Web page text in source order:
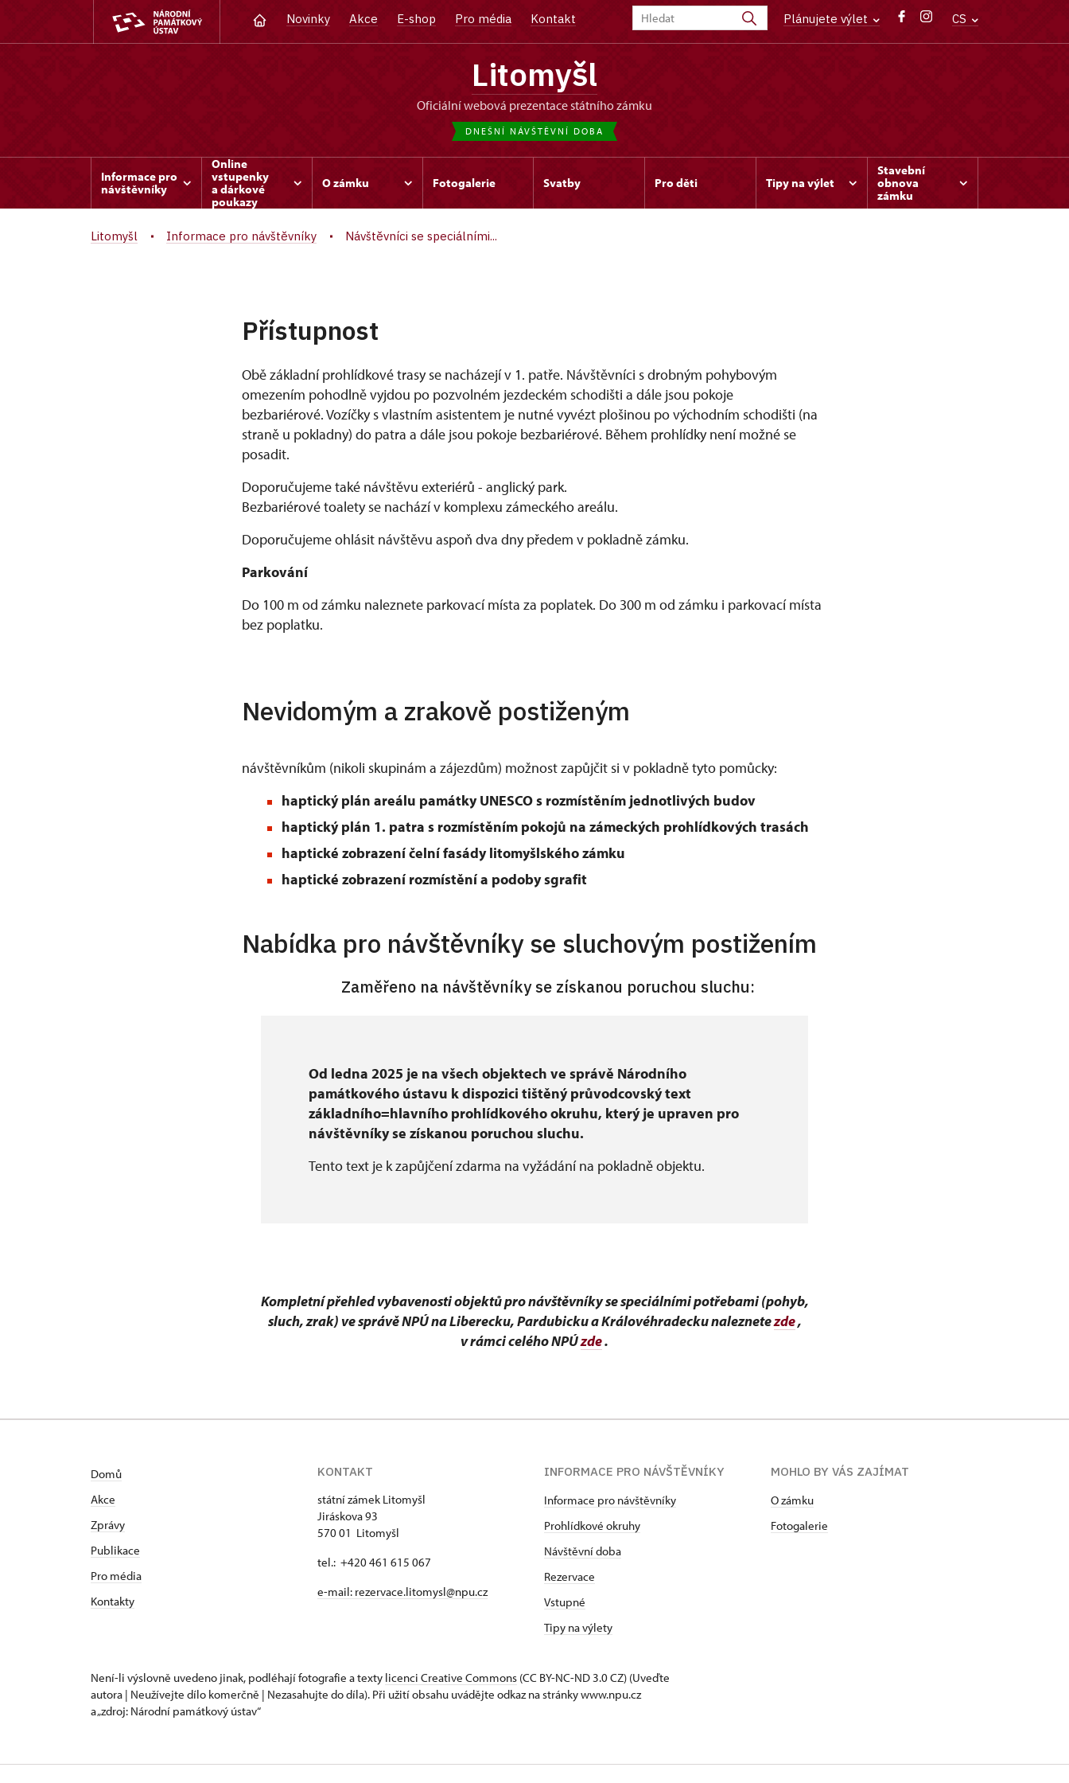
Novinky Akce E-shop Pro média Kontakt Plánujete výlet CS
Litomyšl
oficiální webová prezentace státního zámku
DNEŠNÍ NÁVŠTĚVNÍ DOBA
Informace pro
návštěvníky
Online
vstupenky
a dárkové
poukazy
O zámku Fotogalerie Svatby Pro děti Tipy na výlet
Stavební
obnova
zámku
Litomyšl Informace pro návštěvníky Návštěvníci se speciálními...
Přístupnost
Obě základní prohlídkové trasy se nacházejí v 1. patře. Návštěvníci s drobným pohybovým
omezením pohodlně vyjdou po pozvolném jezdeckém schodišti a dále jsou pokoje
bezbariérové. Vozíčky s vlastním asistentem je nutné vyvézt plošinou po východním schodišti (na
straně u pokladny) do patra a dále jsou pokoje bezbariérové. Během prohlídky není možné se
posadit.
Doporučujeme také návštěvu exteriérů - anglický park.
Bezbariérové toalety se nachází v komplexu zámeckého areálu.
Doporučujeme ohlásit návštěvu aspoň dva dny předem v pokladně zámku.
Parkování
Do 100 m od zámku naleznete parkovací místa za poplatek. Do 300 m od zámku i parkovací místa
bez poplatku.
Nevidomým a zrakově postiženým
návštěvníkům (nikoli skupinám a zájezdům) možnost zapůjčit si v pokladně tyto pomůcky:
haptický plán areálu památky UNESCO s rozmístěním jednotlivých budov
haptický plán 1. patra s rozmístěním pokojů na zámeckých prohlídkových trasách
haptické zobrazení čelní fasády litomyšlského zámku
haptické zobrazení rozmístění a podoby sgrafit
Nabídka pro návštěvníky se sluchovým postižením
Zaměřeno na návštěvníky se získanou poruchou sluchu:
Od ledna 2025 je na všech objektech ve správě Národního
památkového ústavu k dispozici tištěný průvodcovský text
základního=hlavního prohlídkového okruhu, který je upraven pro
návštěvníky se získanou poruchou sluchu.
Tento text je k zapůjčení zdarma na vyžádání na pokladně objektu.
Kompletní přehled vybavenosti objektů pro návštěvníky se speciálními potřebami (pohyb,
sluch, zrak) ve správě NPÚ na Liberecku, Pardubicku a Královéhradecku naleznetezde,
v rámci celého NPÚzde.
Domů
Akce
Zprávy
Publikace
Pro média
Kontakty
KONTAKT
státní zámek Litomyšl
Jiráskova 93
570 01 Litomyšl
tel.: +420 461 615 067
e-mail: rezervace.litomysl@npu.cz
INFORMACE PRO NÁVŠTĚVNÍKY
Informace pro návštěvníky
Prohlídkové okruhy
Návštěvní doba
Rezervace
Vstupné
Tipy na výlety
MOHLO BY VÁS ZAJÍMAT
O zámku
Fotogalerie
Není-li výslovně uvedeno jinak, podléhají fotografie a texty licenci Creative Commons (CC BY-NC-ND 3.0 CZ) (Uveďte
autora | Neužívejte dílo komerčně | Nezasahujte do díla). Při užití obsahu uvádějte odkaz na stránky www.npu.cz
a „zdroj: Národní památkový ústav“